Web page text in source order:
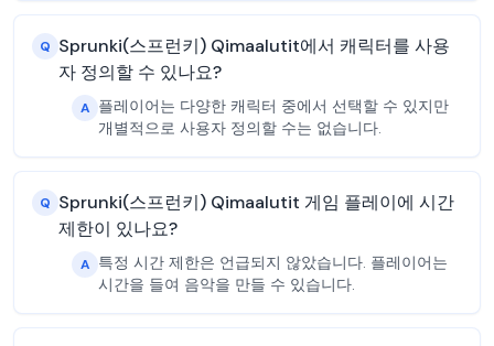
Q Sprunki(스프런키) Qimaalutit에서 캐릭터를 사용
자 정의할 수 있나요?
A 플레이어는 다양한 캐릭터 중에서 선택할 수 있지만
개별적으로 사용자 정의할 수는 없습니다.
Q Sprunki(스프런키) Qimaalutit 게임 플레이에 시간
제한이 있나요?
A 특정 시간 제한은 언급되지 않았습니다. 플레이어는
시간을 들여 음악을 만들 수 있습니다.